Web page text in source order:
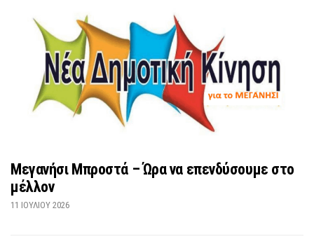
Μεγανήσι Μπροστά – Ώρα να επενδύσουμε στο
μέλλον
11 ΙΟΥΛΊΟΥ 2026